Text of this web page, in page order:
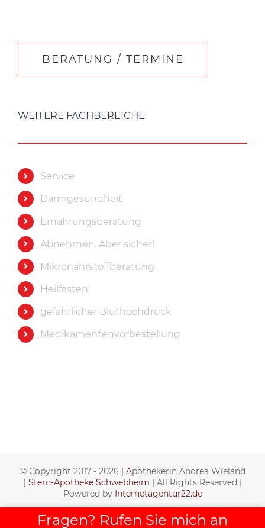
BERATUNG / TERMINE
WEITERE FACHBEREICHE
Service
Darmgesundheit
Ernährungsberatung
Abnehmen. Aber sicher!
Mikronährstoffberatung
Heilfasten
gefährlicher Bluthochdruck
Medikamentenvorbestellung
© Copyright 2017 - 2026 | Apothekerin Andrea Wieland
| Stern-Apotheke Schwebheim | All Rights Reserved |
Powered by Internetagentur22.de
Benutzerdefiniert Benutzerdefiniert Benutzerdefiniert
Fragen? Rufen Sie mich an